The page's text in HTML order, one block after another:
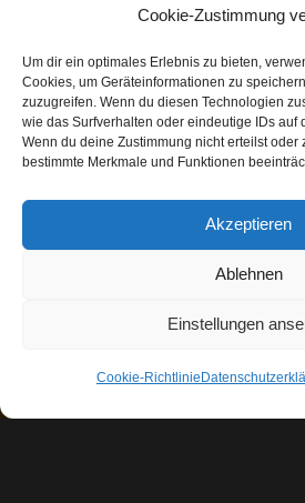
Cookie-Zustimmung
Um dir ein optimales Erlebnis zu bieten,
Cookies, um Geräteinformationen zu
zuzugreifen. Wenn du diesen Technologien
wie das Surfverhalten oder eindeutige IDs auf
Wenn du deine Zustimmung nicht erteilst oder
bestimmte Merkmale und Funktionen
Akzeptieren
Ablehnen
Einstellungen
Cookie-Richtlinie
„Der ist kein Narr, der
nicht behalten kann,
was er nicht verlieren
(Jim Elliott)